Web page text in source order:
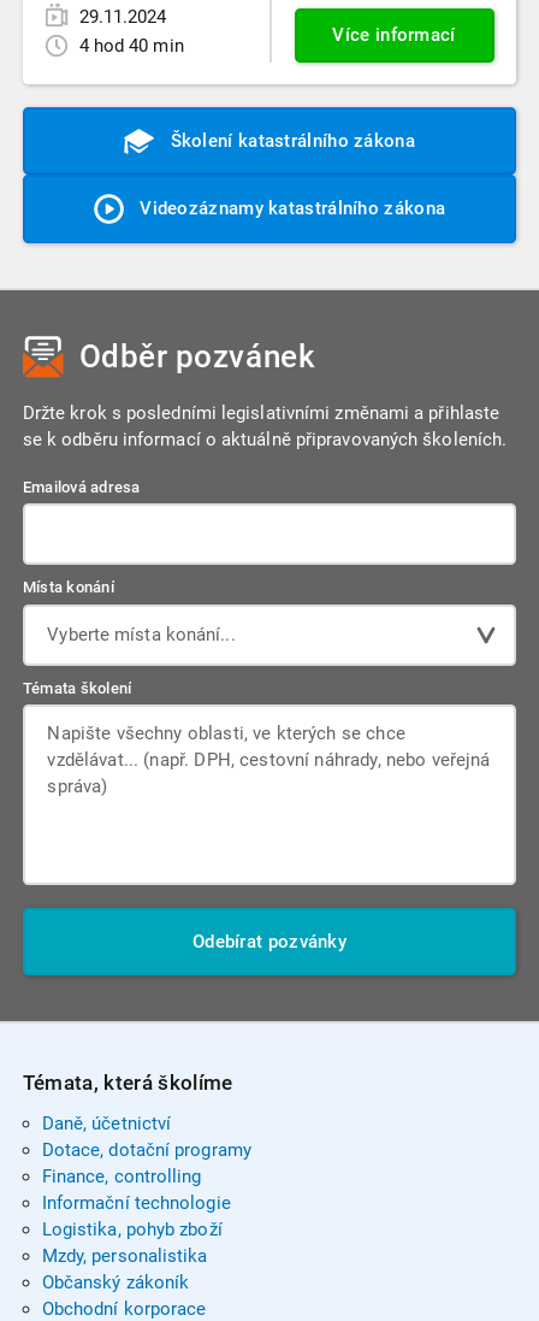
29.11.2024
4 hod 40 min
Více informací
Školení katastrálního zákona
Videozáznamy katastrálního zákona
Odběr pozvánek
Držte krok s posledními legislativními změnami a přihlaste
se k odběru informací o aktuálně připravovaných školeních.
Emailová adresa
Místa konání
Vyberte místa konání...
Témata školení
Odebírat pozvánky
Témata, která školíme
Daně, účetnictví
Dotace, dotační programy
Finance, controlling
Informační technologie
Logistika, pohyb zboží
Mzdy, personalistika
Občanský zákoník
Obchodní korporace